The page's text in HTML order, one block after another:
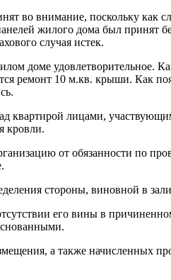
во внимание, поскольку как
жилого дома был принят
случая истек.
доме удовлетворительное.
ремонт 10 м.кв. крыши. Как
квартирой лицами,
кровли.
от обязанности по
стороны, виновной в
его вины в
а также начисленных